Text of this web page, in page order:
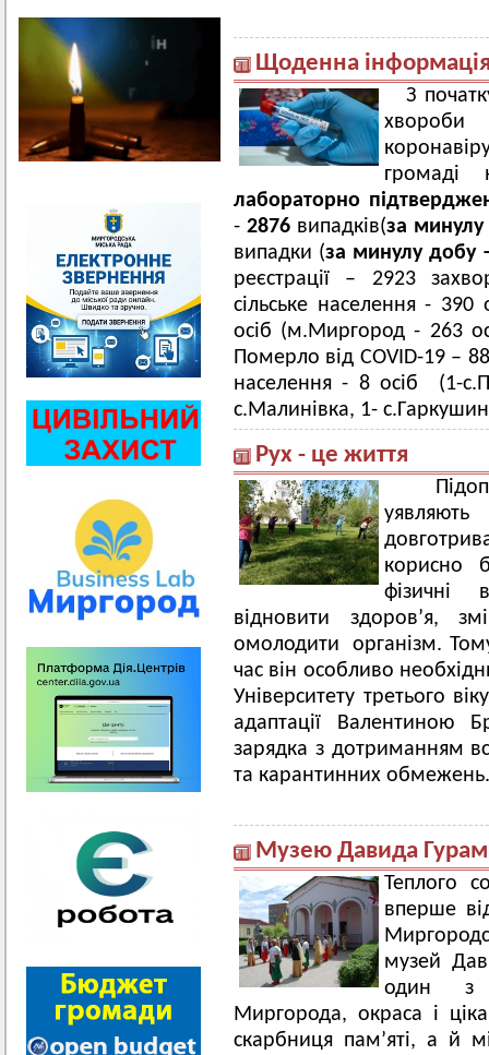
Щоденна інформація
З
громаді
лабораторно
- 2876випадків(за
випадки (за минулу добу
реєстрації – 2923
сільське населення -
осіб (м.Миргород - 263
Померло від COVID-19 –
населення - 8 осіб (1-
с.Малинівка, 1-
Рух - це життя
корисно
фізичні
відновити здоров’я,
омолодити організм.
час він особливо
Університету третього
адаптації Валентиною
зарядка з дотриманням
та карантинних обмежень.
Музею Давида
Теплого
вперше
музей
один з
Миргорода, окраса і
скарбниця пам’яті, а й